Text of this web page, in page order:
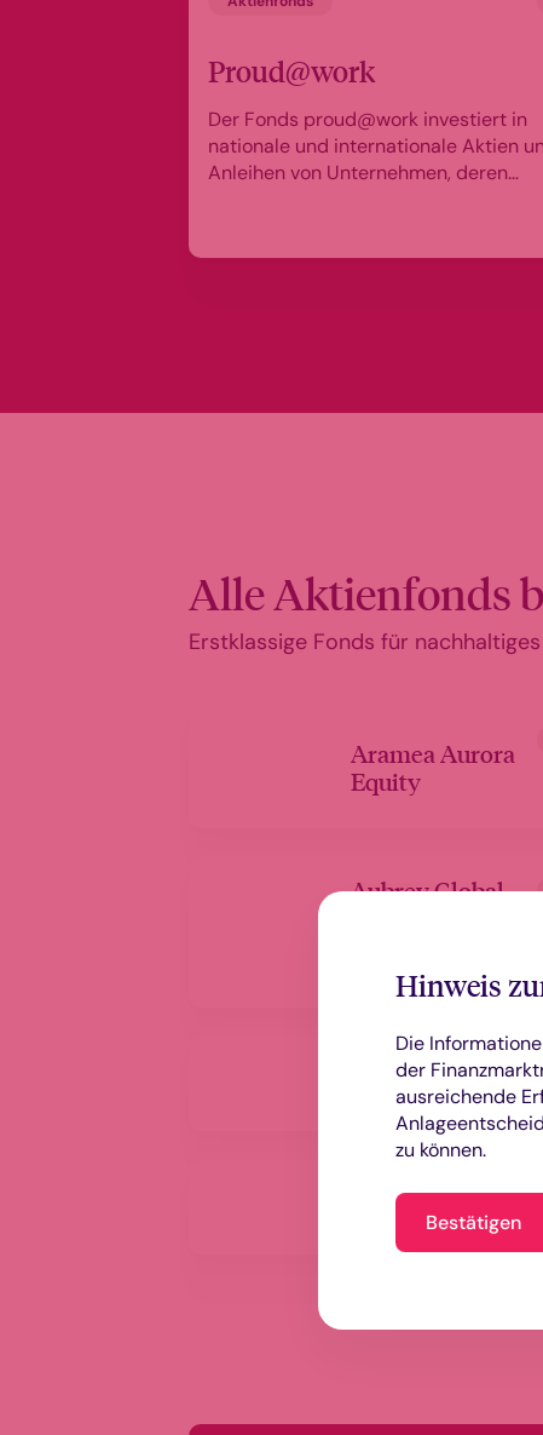
Proud@work
Der Fonds proud@work investiert in
nationale und internationale Aktien
Anleihen von Unternehmen, deren
Globale Aktien und Anleihen von
Alle Aktienfonds
Erstklassige Fonds für
Aramea Aurora
Equity
Aubrey Global
Opportunities
HANSAreits
Aramea
METAWORLD
Hinweis
Die
der
ausreichende
zu können.
Bestätigen